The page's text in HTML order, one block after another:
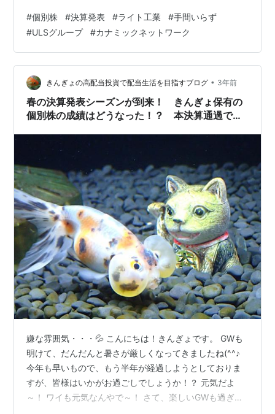
いえる「決算発表」が行われております！ 今回も「きん
ぎょ保有銘柄」の全ての決算発表を終えたため、ここで
一つ「きんぎょの保有銘柄のご紹介と展望」を皆様にご
紹介させて頂きましょう(^^♪ 今回こそサプライズ、頼む
んやで～！ 翌日ストップ高でお願い～(^▽^)/ ※保有する
すべての銘柄だ…
#個別株 #決算発表 #ライト工業 #手間いらず
#ULSグループ #カナミックネットワーク
きんぎょの高配当投資で配当生活を目指すブログ • 3年前
春の決算発表シーズンが到来！ きんぎょ保有の
個別株の成績はどうなった！？ 本決算通過で今
嫌な雰囲気・・・💦 こんにちは！きんぎょです。 GWも
明けて、だんだんと暑さが厳しくなってきましたね(^^♪
今年も早いもので、もう半年が経過しようとしておりま
すが、皆様はいかがお過ごしでしょうか！？ 元気だよ
～！ ワイも元気なんやで～！ さて、楽しいGWも過ぎ去